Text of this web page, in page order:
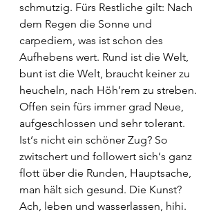
schmutzig. Fürs Restliche gilt: Nach
dem Regen die Sonne und
carpediem, was ist schon des
Aufhebens wert. Rund ist die Welt,
bunt ist die Welt, braucht keiner zu
heucheln, nach Höh’rem zu streben.
Offen sein fürs immer grad Neue,
aufgeschlossen und sehr tolerant.
Ist‘s nicht ein schöner Zug? So
zwitschert und followert sich‘s ganz
flott über die Runden, Hauptsache,
man hält sich gesund. Die Kunst?
Ach, leben und wasserlassen, hihi.